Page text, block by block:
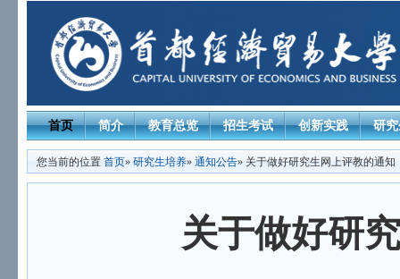
首页 简介 教育总览 招生考试 创新实践 研
您当前的位置 首页» 研究生培养» 通知公告» 关于做好研究生网上评教的通知
关于做好研